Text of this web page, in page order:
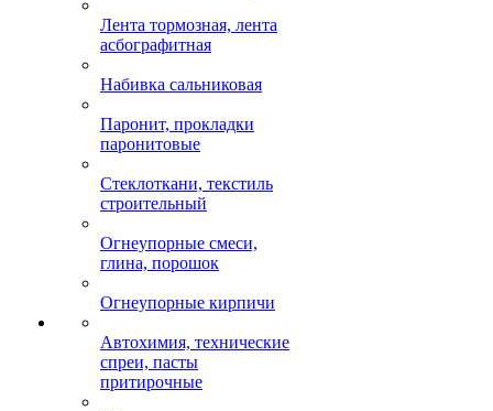
Лента тормозная, лента
асбографитная
Набивка сальниковая
Паронит, прокладки
паронитовые
Стеклоткани, текстиль
строительный
Огнеупорные смеси,
глина, порошок
Огнеупорные кирпичи
Автохимия, технические
спреи, пасты
притирочные